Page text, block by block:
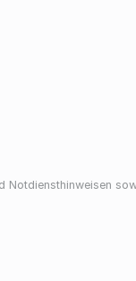
Notdiensthinweisen